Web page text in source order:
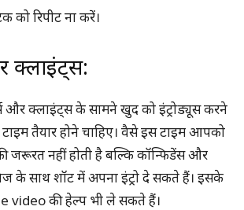
को रिपीट ना करें।
क्लाइंट्स:
और क्लाइंट्स के सामने खुद को इंट्रोड्यूस करने
तैयार होने चाहिए। वैसे इस टाइम आपको
जरूरत नहीं होती है बल्कि कॉन्फिडेंस और
के साथ शॉट में अपना इंट्रो दे सकते हैं। इसके
video की हेल्प भी ले सकते हैं।